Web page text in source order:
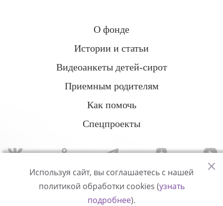
О фонде
Истории и статьи
Видеоанкеты детей-сирот
Приемным родителям
Как помочь
Спецпроекты
Политика конфиденциальности
Используя сайт, вы соглашаетесь с нашей
политикой обработки cookies (узнать
подробнее).